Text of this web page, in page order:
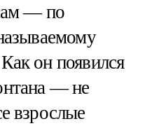
— по
он появился
— не
взрослые